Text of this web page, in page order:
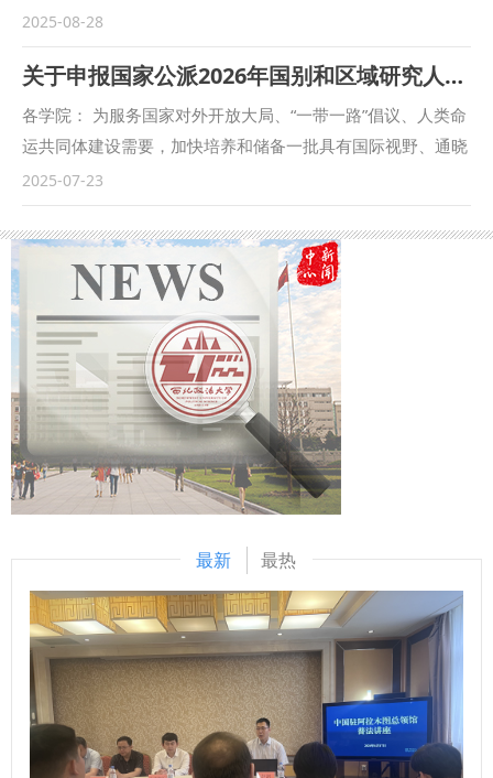
象，在琅勃拉邦省设有北部分所，中国律师团队均来自上海华
尊律师事务所。作为中国澜湄法律服务合作机制中的老挝成员
所，华尊是一家专注于中老跨境法律服务的国际化律所。团队
成员包括具有中国及老挝法律背景的执业律师及咨询顾问共25
人，客户涵盖电力、矿业、经济、制造、农林、通讯等老挝多
间：2026年1月15日-4月15日 2.实习地点：老挝万象 3.实习
语言：中文为主，英语为辅 4.实习内容：协助起草和修改中
英双语合同及法律文件，整理法律咨询回复要点；参与跨境投
资项目，开展法律尽调、会议记录等工作；参与客户沟通协调
及项目推进；研究老挝法律法规，协助撰写法律意见书和研究
报告；完成律所安排的其他学习任务并接受定期评估。 5.实
习费用 无需缴纳实习费用，机票、签证、保险、食宿等所有
费用自理（律所可协助实习生租房），学校可提供部分经费资
助。 6.实习收获 实习结束后，律所将根据表现出具正式实习
证明与实习鉴定报告（含内容、岗位及评语）。表现优异者，
及条件 1.我校全日制统招在读法学专业本科生或研究生，10
人。 2.具有良好的思想品德和政治素质，无违法违纪记录。
3.身心健康，综合素质良好，责任心强、逻辑清晰、执行力
高，具备跨文化沟通能力及团队合作精神。 4.具备扎实的法
学专业基础和较强的英语听说读写综合能力。 5.具备海外学
习、实习或交流经验者，雅思或托福成绩优秀者，高年级优秀
申请者优先。 四、申报材料及说明 1.附件2《西北政法大学
上，制定发布了《关于部分规范性文件废止和宣布失效的通
知》（以下简称《通知》）。 《通知》共废止44件规范性文
件，宣布7件规范性文件失效。《通知》的出台有利于进一步
提升监管制度的时效性，推动金融监管政策与行业发展需求相
协调。 下一步，金融监管总局将持续关注监管制度体系的协
调统一，按程序做好规范性文件清理工作。 附：国家金融监
督管理总局关于部分规范性文件废止和宣布失效的通知
https://www.nfra.gov.cn/cn/view/pages/governmentDetail
.html?docId=1223133&itemId=861&generaltype=1 （转
载自国家金融监督管理总局）
2025-08-28
关于申报国家公派2026年国别和区域研究人才支持计划的通知
各学院： 为服务国家对外开放大局、“一带一路”倡议、人类命
运共同体建设需要，加快培养和储备一批具有国际视野、通晓
国际规则、能够参与国际事务的国别和区域问题研究人才，国
家留学基金管理委员会（以下简称留基委）2026年将继续实
施国别和区域研究人才支持计划。现将相关事宜通知如下，请
各学院积极申报。 一、选派模式 本计划采取“先立项，后选
拔”的项目制选派模式，学校向留基委申报项目，留基委组织
专家评审，确定资助项目及选派类别与规模，学校按照获批项
目及人选条件选拔推荐人选，经留基委审核录取后派出的模式
实施。校内申报主体为学院，相关学院完成网报后由学校进行
审核推荐。 本计划每个获批项目可连续支持三年，三年累计
可选派不超过20人。各学院可结合国别和区域研究人才培养需
求，依托与国外院校开展的人才培养合作渠道申请项目。同一
项目可包含多个留学身份，留学人员可派往不同国别或单位。
申报项目合作双方应有与所申报项目直接相关的前期合作与交
流基础，原则上应签有尚在有效期内的合作协议，每个申报立
项项目的外方合作单位至多不超过5个。 二、实施对象 本计划
主要支持研究“一带一路”相关国家和地区政治、经济、文化、
教育等领域的专门人才，重点支持“区域国别学”学科建设，优
先支持教育部国别和区域研究培育基地、备案中心申报，特别
是以上基地及中心研究人员带课题出国调研、研修或攻读博士
学位，加强国别区域研究；选派拟作为国别和区域问题研究后
2025-07-23
最新 最热